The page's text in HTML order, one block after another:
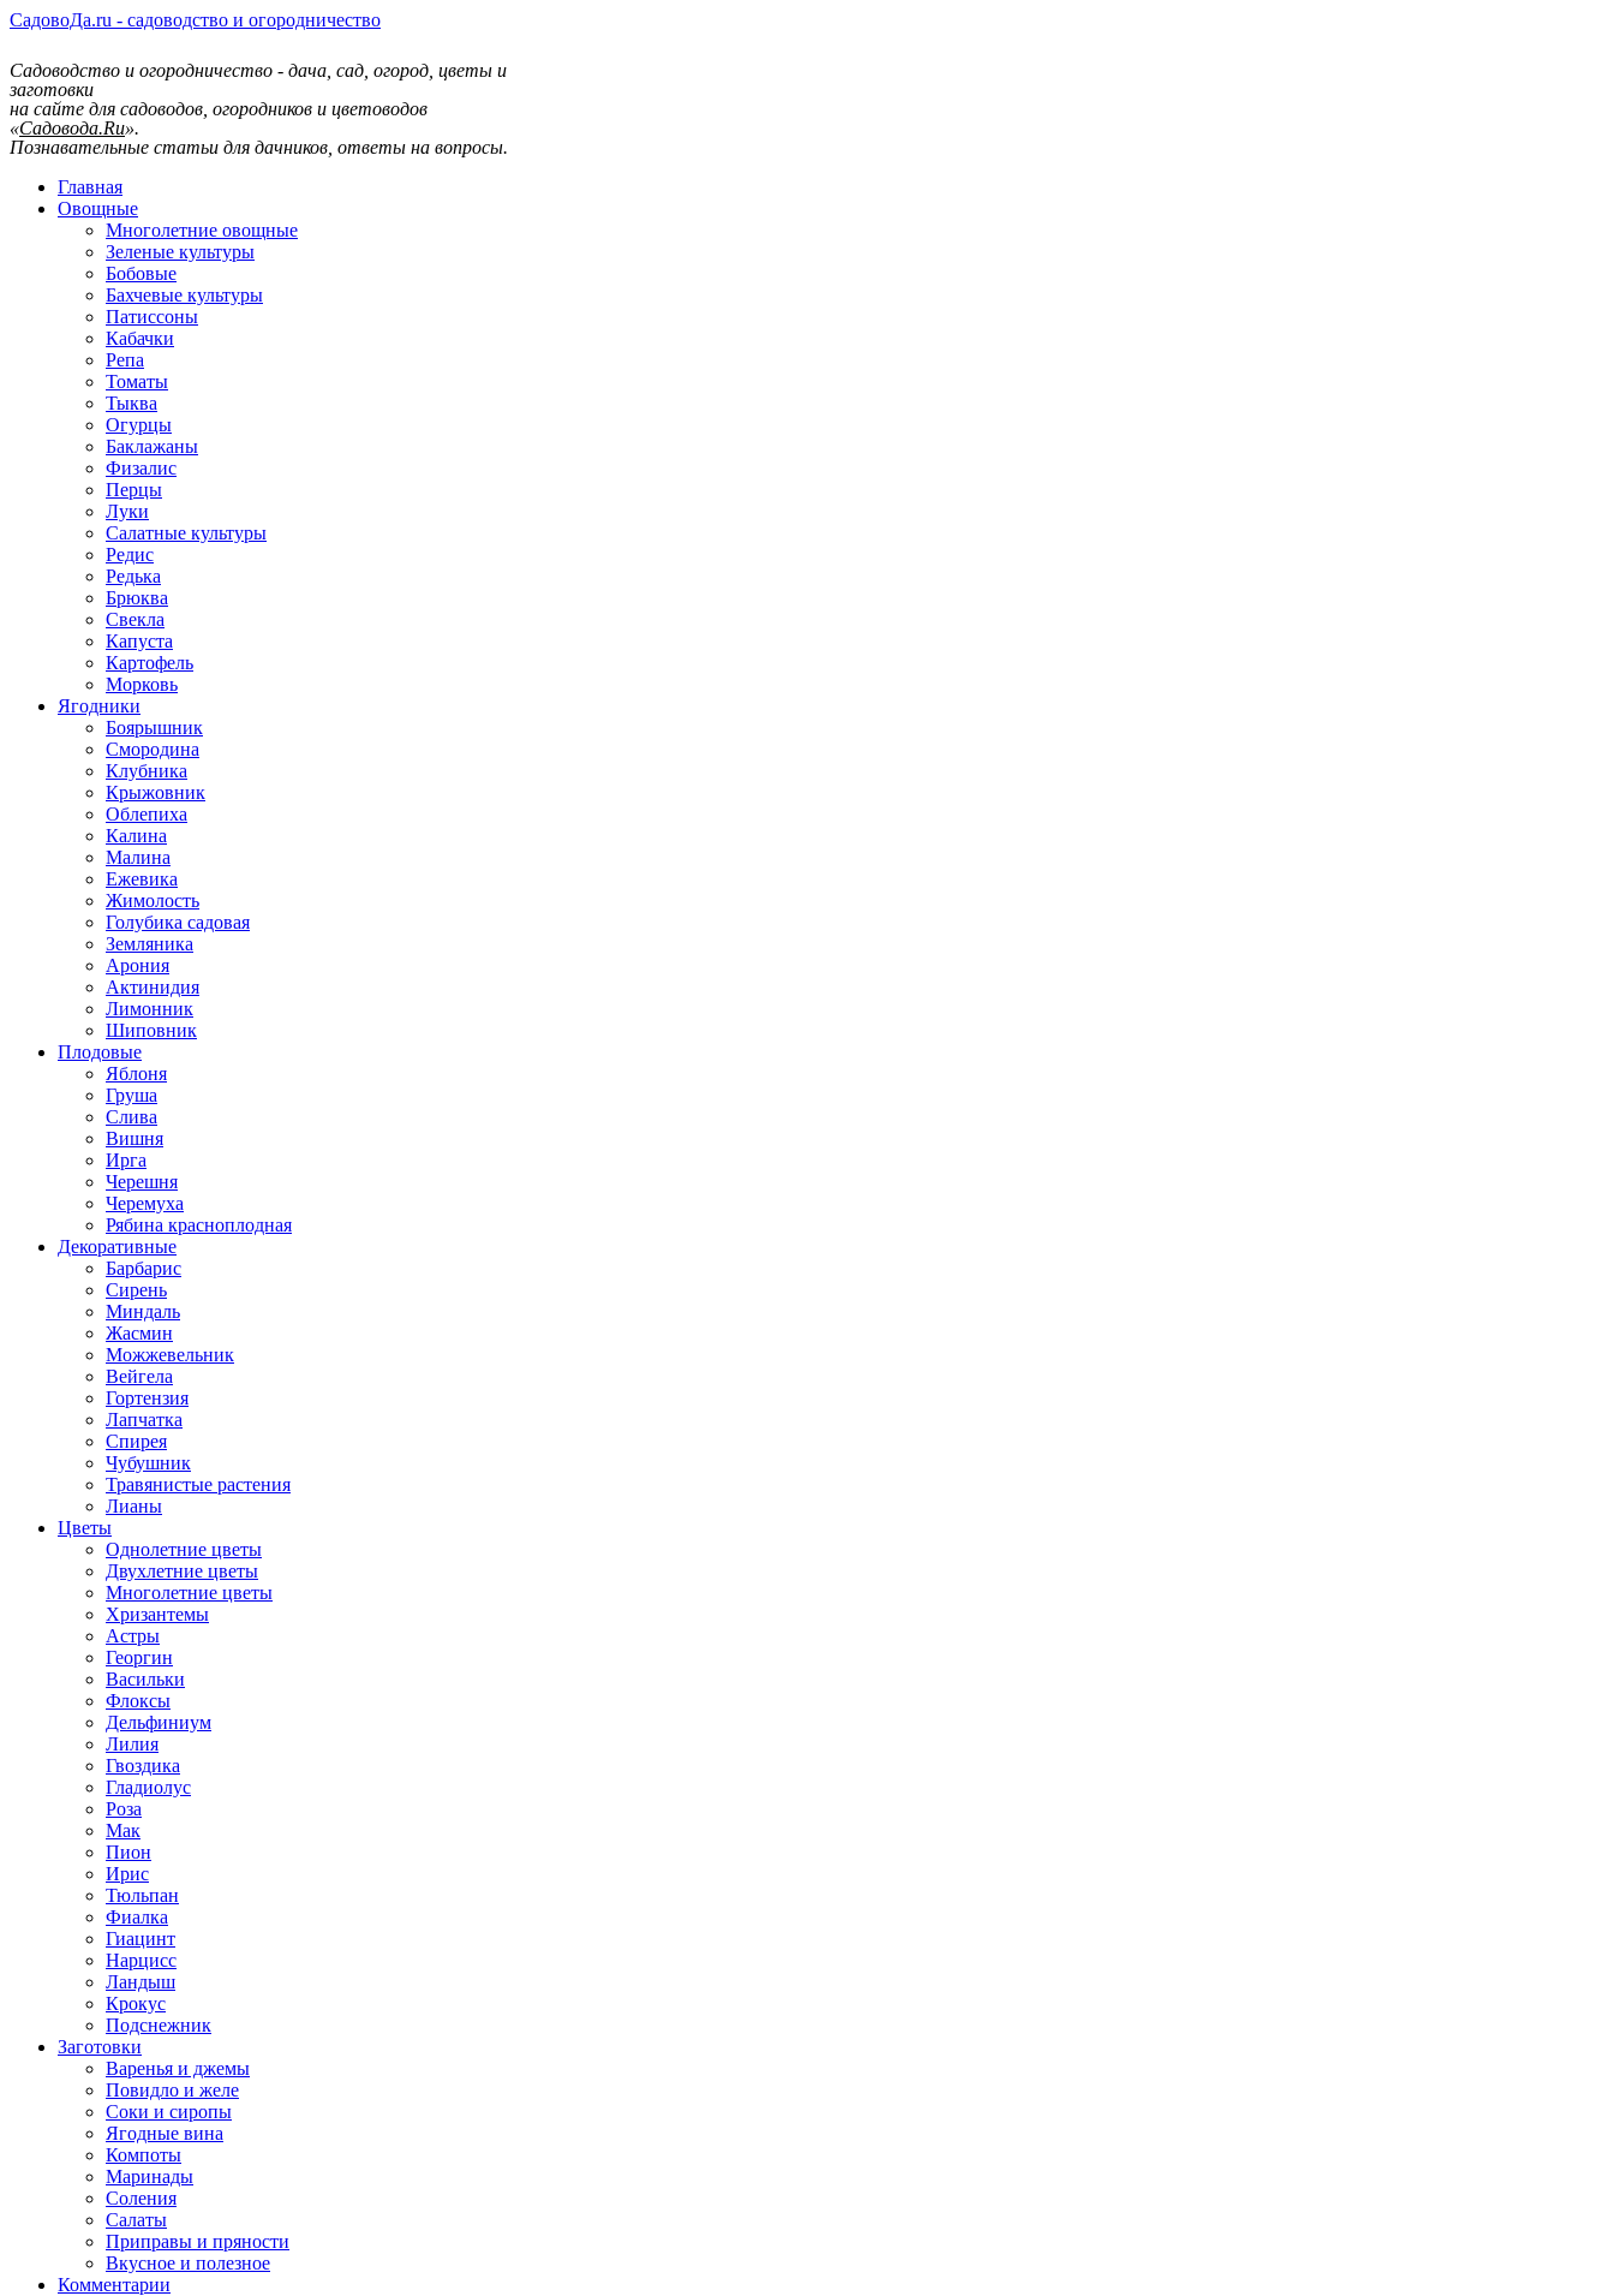
СадовоДа.ru - садоводство и огородничество
Садоводство и огородничество - дача, сад, огород, цветы и
заготовки
на сайте для садоводов, огородников и цветоводов
«Садовода.Ru».
Познавательные статьи для дачников, ответы на вопросы.
Главная
Овощные
Многолетние овощные
Зеленые культуры
Бобовые
Бахчевые культуры
Патиссоны
Кабачки
Репа
Томаты
Тыква
Огурцы
Баклажаны
Физалис
Перцы
Луки
Салатные культуры
Редис
Редька
Брюква
Свекла
Капуста
Картофель
Морковь
Ягодники
Боярышник
Смородина
Клубника
Крыжовник
Облепиха
Калина
Малина
Ежевика
Жимолость
Голубика садовая
Земляника
Арония
Актинидия
Лимонник
Шиповник
Плодовые
Яблоня
Груша
Слива
Вишня
Ирга
Черешня
Черемуха
Рябина красноплодная
Декоративные
Барбарис
Сирень
Миндаль
Жасмин
Можжевельник
Вейгела
Гортензия
Лапчатка
Спирея
Чубушник
Травянистые растения
Лианы
Цветы
Однолетние цветы
Двухлетние цветы
Многолетние цветы
Хризантемы
Астры
Георгин
Васильки
Флоксы
Дельфиниум
Лилия
Гвоздика
Гладиолус
Роза
Мак
Пион
Ирис
Тюльпан
Фиалка
Гиацинт
Нарцисс
Ландыш
Крокус
Подснежник
Заготовки
Варенья и джемы
Повидло и желе
Соки и сиропы
Ягодные вина
Компоты
Маринады
Соления
Салаты
Приправы и пряности
Вкусное и полезное
Комментарии